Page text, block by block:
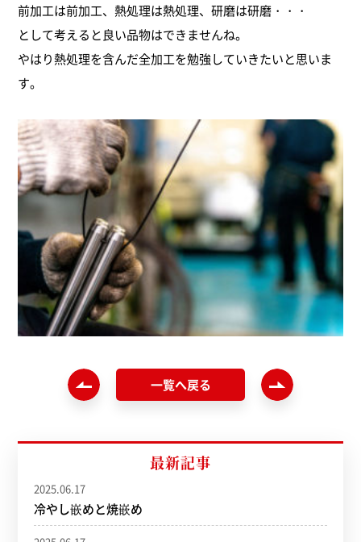
前加工は前加工、熱処理は熱処理、研磨は研磨・・・
として考えると良い品物はできませんね。
やはり熱処理を含んだ全加工を勉強していきたいと思いま
す。
一覧へ戻る
最新記事
2025.06.17
冷やし嵌めと焼嵌め
ショットブラスト（1）
総合加工サービス（1）
その他（12）